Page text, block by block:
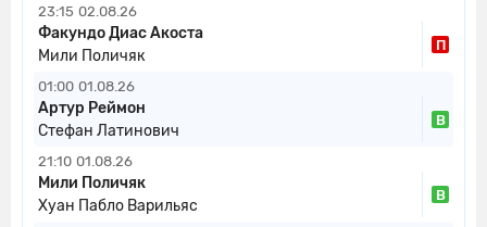
23:15 02.08.26
Факундо Диас Акоста
Мили Поличяк
П
01:00 01.08.26
Артур Реймон
Стефан Латинович
В
21:10 01.08.26
Мили Поличяк
Хуан Пабло Варильяс
В